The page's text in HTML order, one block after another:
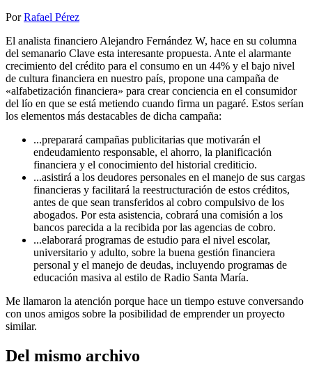
PorRafael Pérez
El analista financiero Alejandro Fernández W, hace en su columna
del semanario Clave esta interesante propuesta. Ante el alarmante
crecimiento del crédito para el consumo en un 44% y el bajo nivel
de cultura financiera en nuestro país, propone una campaña de
«alfabetización financiera» para crear conciencia en el consumidor
del lío en que se está metiendo cuando firma un pagaré. Estos serían
los elementos más destacables de dicha campaña:
...preparará campañas publicitarias que motivarán el
endeudamiento responsable, el ahorro, la planificación
financiera y el conocimiento del historial crediticio.
...asistirá a los deudores personales en el manejo de sus cargas
financieras y facilitará la reestructuración de estos créditos,
antes de que sean transferidos al cobro compulsivo de los
abogados. Por esta asistencia, cobrará una comisión a los
bancos parecida a la recibida por las agencias de cobro.
...elaborará programas de estudio para el nivel escolar,
universitario y adulto, sobre la buena gestión financiera
personal y el manejo de deudas, incluyendo programas de
educación masiva al estilo de Radio Santa María.
Me llamaron la atención porque hace un tiempo estuve conversando
con unos amigos sobre la posibilidad de emprender un proyecto
similar.
Del mismo archivo